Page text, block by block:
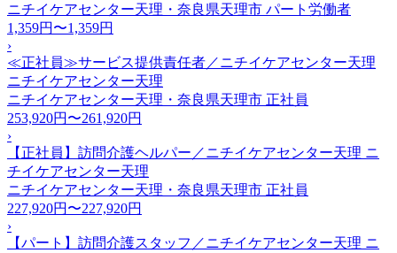
ニチイケアセンター天理・奈良県天理市 パート労働者
1,359円〜1,359円
›
≪正社員≫サービス提供責任者／ニチイケアセンター天理
ニチイケアセンター天理
ニチイケアセンター天理・奈良県天理市 正社員
253,920円〜261,920円
›
【正社員】訪問介護ヘルパー／ニチイケアセンター天理 ニ
チイケアセンター天理
ニチイケアセンター天理・奈良県天理市 正社員
227,920円〜227,920円
›
【パート】訪問介護スタッフ／ニチイケアセンター天理 ニ